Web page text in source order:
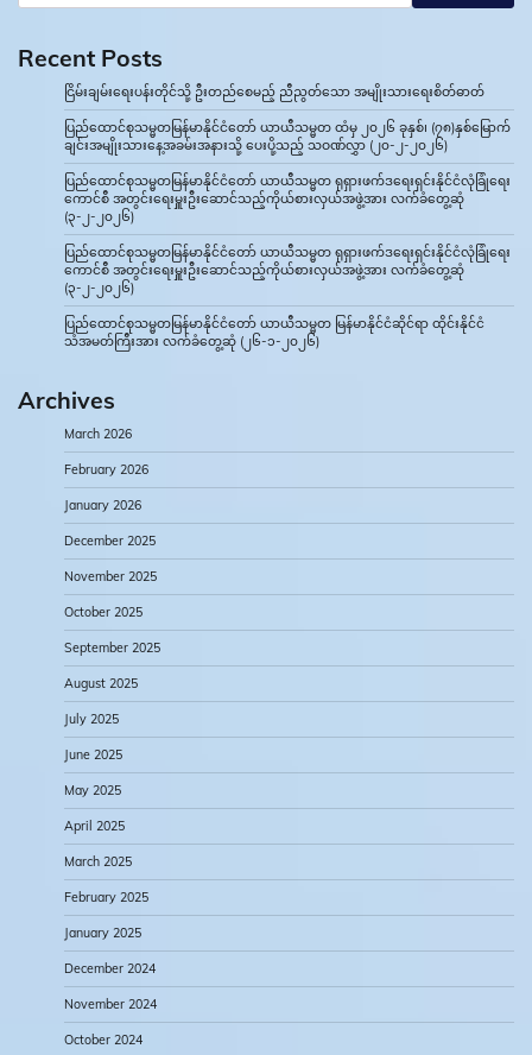
Recent Posts
ငြိမ်းချမ်းရေးပန်းတိုင်သို့ ဦးတည်စေမည့် ညီညွတ်သော အမျိုးသားရေးစိတ်ဓာတ်
ပြည်ထောင်စုသမ္မတမြန်မာနိုင်ငံတော် ယာယီသမ္မတ ထံမှ ၂၀၂၆ ခုနှစ်၊ (၇၈)နှစ်မြောက်
ချင်းအမျိုးသားနေ့အခမ်းအနားသို့ ပေးပို့သည့် သဝဏ်လွှာ (၂၀-၂-၂၀၂၆)
ပြည်ထောင်စုသမ္မတမြန်မာနိုင်ငံတော် ယာယီသမ္မတ ရုရှားဖက်ဒရေးရှင်းနိုင်ငံလုံခြုံရေး
ကောင်စီ အတွင်းရေးမှူးဦးဆောင်သည့်ကိုယ်စားလှယ်အဖွဲ့အား လက်ခံတွေ့ဆုံ
(၃-၂-၂၀၂၆)
ပြည်ထောင်စုသမ္မတမြန်မာနိုင်ငံတော် ယာယီသမ္မတ ရုရှားဖက်ဒရေးရှင်းနိုင်ငံလုံခြုံရေး
ကောင်စီ အတွင်းရေးမှူးဦးဆောင်သည့်ကိုယ်စားလှယ်အဖွဲ့အား လက်ခံတွေ့ဆုံ
(၃-၂-၂၀၂၆)
ပြည်ထောင်စုသမ္မတမြန်မာနိုင်ငံတော် ယာယီသမ္မတ မြန်မာနိုင်ငံဆိုင်ရာ ထိုင်းနိုင်ငံ
သံအမတ်ကြီးအား လက်ခံတွေ့ဆုံ (၂၆-၁-၂၀၂၆)
Archives
March 2026
February 2026
January 2026
December 2025
November 2025
October 2025
September 2025
August 2025
July 2025
June 2025
May 2025
April 2025
March 2025
February 2025
January 2025
December 2024
November 2024
October 2024